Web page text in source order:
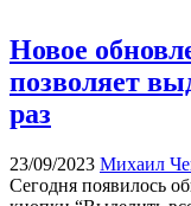
Новое
позволяет
раз
23/09/2023 Михаил
Сегодня появилось